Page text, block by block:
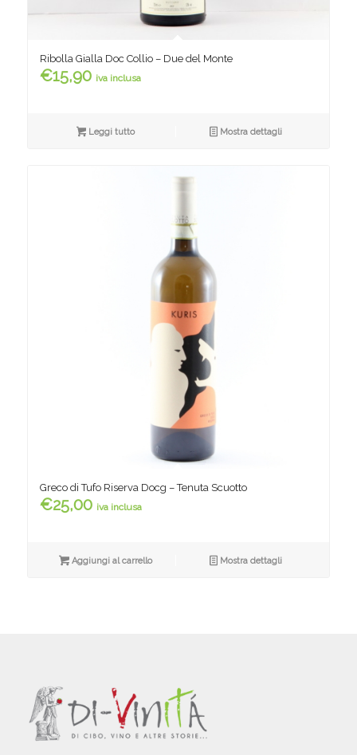
Ribolla Gialla Doc Collio – Due del Monte
€15,90 iva inclusa
Leggi tutto Mostra dettagli
Greco di Tufo Riserva Docg – Tenuta Scuotto
€25,00 iva inclusa
Aggiungi al carrello Mostra dettagli